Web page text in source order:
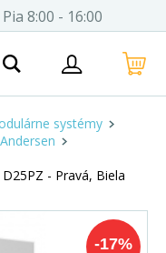
8:00 - 16:00
systémy
- Pravá, Biela
-17%